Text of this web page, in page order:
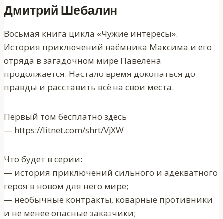
Дмитрий Шебалин
Восьмая книга цикла «Чужие интересы».
История приключений наёмника Максима и его
отряда в загадочном мире Павелена
продолжается. Настало время докопаться до
правды и расставить всё на свои места.
Первый том бесплатно здесь
— https://litnet.com/shrt/VjXW
Что будет в серии:
— история приключений сильного и адекватного
героя в новом для него мире;
— необычные контракты, коварные противники
и не менее опасные заказчики;